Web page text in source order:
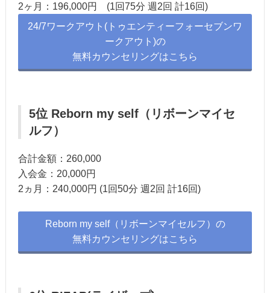
2ヶ月：196,000円 (1回75分 週2回 計16回)
24/7ワークアウト(トゥエンティーフォーセブンワ
ークアウト)の
無料カウンセリングはこちら
5位 Reborn my self（リボーンマイセ
ルフ）
合計金額：260,000
入会金：20,000円
2ヵ月：240,000円 (1回50分 週2回 計16回)
Reborn my self（リボーンマイセルフ）の
無料カウンセリングはこちら